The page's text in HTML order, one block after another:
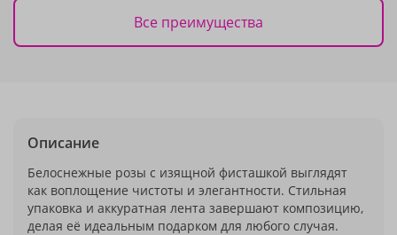
Все преимущества
Описание
Белоснежные розы с изящной фисташкой выглядят
как воплощение чистоты и элегантности. Стильная
упаковка и аккуратная лента завершают композицию,
делая её идеальным подарком для любого случая.